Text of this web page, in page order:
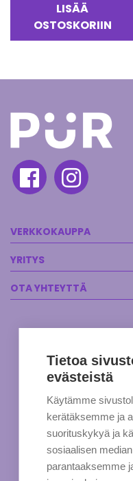
LISÄÄ
OSTOSKORIIN
VERKKOKAUPPA
YRITYS
OTA YHTEYTTÄ
Tietoa
evästeistä
Käytämme
kerätäksemme ja
suorituskykyä ja
sosiaalisen
parantaaksemme